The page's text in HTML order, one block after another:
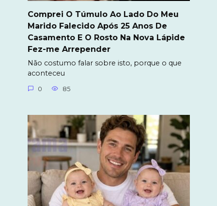
Comprei O Túmulo Ao Lado Do Meu
Marido Falecido Após 25 Anos De
Casamento E O Rosto Na Nova Lápide
Fez-me Arrepender
Não costumo falar sobre isto, porque o que
aconteceu
0 85